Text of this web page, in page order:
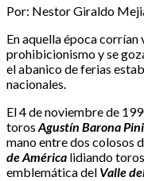
Por: Nestor Giraldo
En aquella época
prohibicionismo y se
el abanico de ferias
nacionales.
El 4 de noviembre de
toros Agustín Barona
mano entre dos colosos
de América lidiando
emblemática del Valle